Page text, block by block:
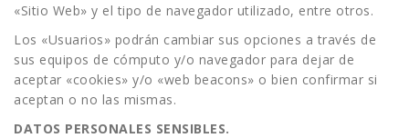
«Sitio Web» y el tipo de navegador utilizado, entre otros.
Los «Usuarios» podrán cambiar sus opciones a través de
sus equipos de cómputo y/o navegador para dejar de
aceptar «cookies» y/o «web beacons» o bien confirmar si
aceptan o no las mismas.
DATOS PERSONALES SENSIBLES.